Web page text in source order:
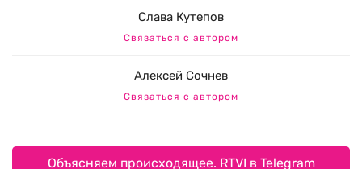
Слава Кутепов
Связаться с автором
Алексей Сочнев
Связаться с автором
Объясняем происходящее. RTVI в Telegram